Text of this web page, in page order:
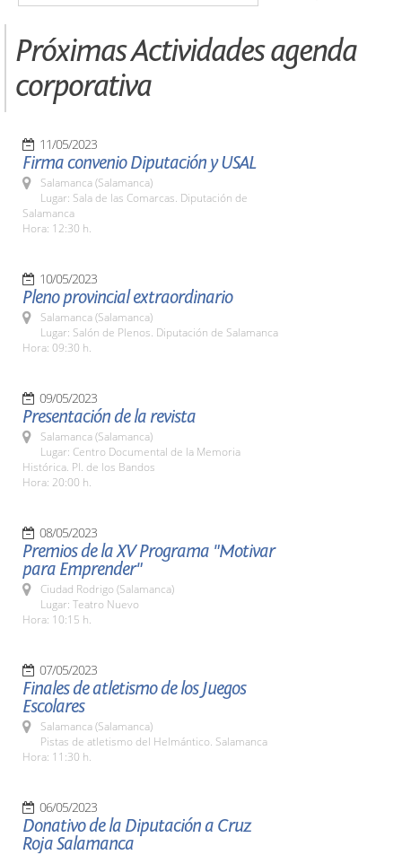
Próximas Actividades agenda
corporativa
11/05/2023
Firma convenio Diputación y USAL
Salamanca (Salamanca)
Lugar: Sala de las Comarcas. Diputación de
Salamanca
Hora: 12:30 h.
10/05/2023
Pleno provincial extraordinario
Salamanca (Salamanca)
Lugar: Salón de Plenos. Diputación de Salamanca
Hora: 09:30 h.
09/05/2023
Presentación de la revista
Salamanca (Salamanca)
Lugar: Centro Documental de la Memoria
Histórica. Pl. de los Bandos
Hora: 20:00 h.
08/05/2023
Premios de la XV Programa "Motivar
para Emprender"
Ciudad Rodrigo (Salamanca)
Lugar: Teatro Nuevo
Hora: 10:15 h.
07/05/2023
Finales de atletismo de los Juegos
Escolares
Salamanca (Salamanca)
Pistas de atletismo del Helmántico. Salamanca
Hora: 11:30 h.
06/05/2023
Donativo de la Diputación a Cruz
Roja Salamanca